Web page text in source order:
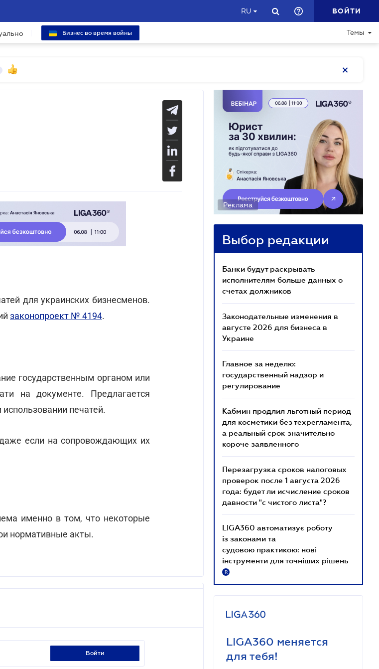
RU ВОЙТИ
Бизнес во время войны Темы
для украинских бизнесменов.
законопроект № 4194.
государственным органом или
на документе. Предлагается
печатей.
если на сопровождающих их
именно в том, что некоторые
нормативные акты.
войти
Реклама
Выбор редакции
Банки будут раскрывать
исполнителям больше данных о
счетах должников
Законодательные изменения в
августе 2026 для бизнеса в
Украине
Главное за неделю:
государственный надзор и
регулирование
Кабмин продлил льготный период
для косметики без техрегламента,
а реальный срок значительно
короче заявленного
Перезагрузка сроков налоговых
проверок после 1 августа 2026
года: будет ли исчисление сроков
давности "с чистого листа"?
LIGA360 автоматизує роботу
із законами та
судовою практикою: нові
інструменти для точніших рішень
R
LIGA360 меняется
для тебя!